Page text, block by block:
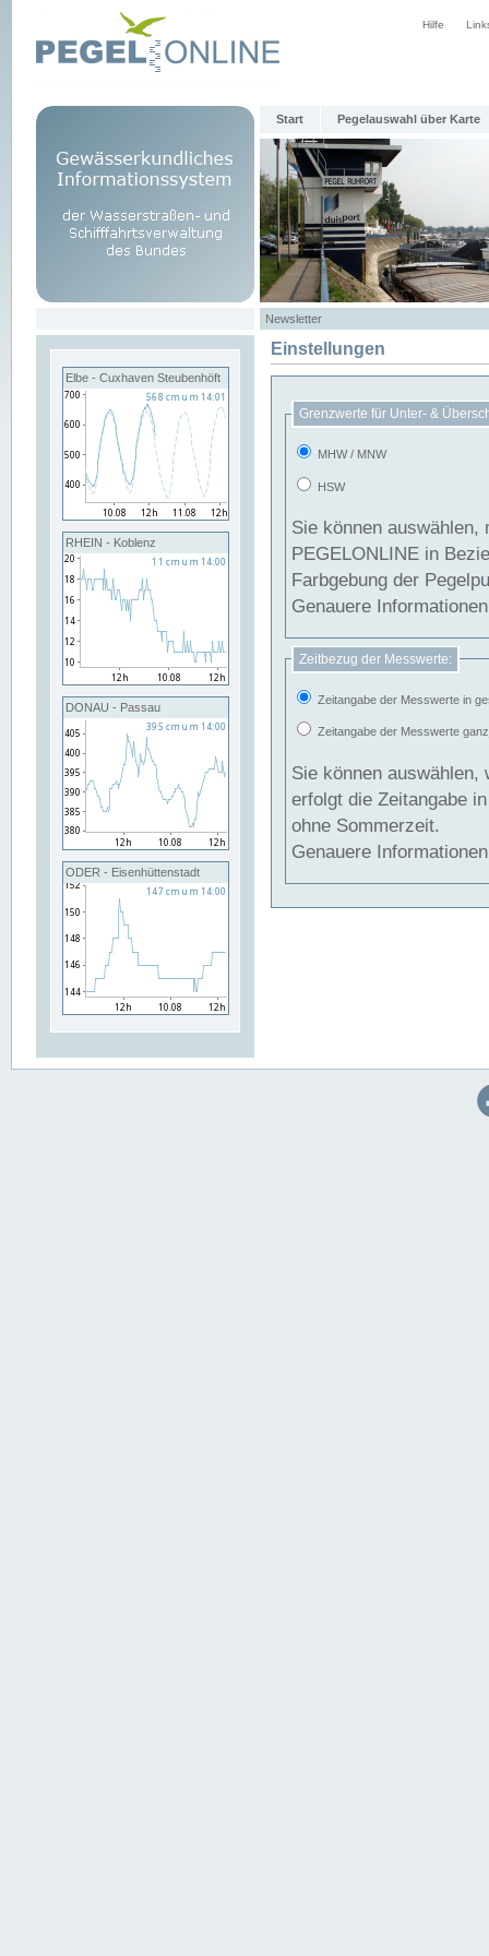
Hilfe
Start Pegelauswahl über Karte
Newsletter
Elbe - Cuxhaven Steubenhöft
RHEIN - Koblenz
DONAU - Passau
ODER - Eisenhüttenstadt
Einstellungen
Grenzwerte für Unter- &
MHW / MNW
HSW
Sie können
PEGELONLINE in Beziehung
Farbgebung der
Genauere
Zeitbezug der Messwerte:
Zeitangabe der Messwerte in
Zeitangabe der Messwerte
Sie können auswählen,
erfolgt die Zeitangabe
ohne Sommerzeit.
Genauere